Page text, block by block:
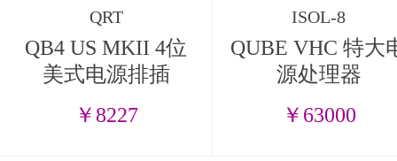
QRT
QB4 US MKII 4位
美式电源排插
￥8227
ISOL-8
QUBE VHC 特大
源处理器
￥63000